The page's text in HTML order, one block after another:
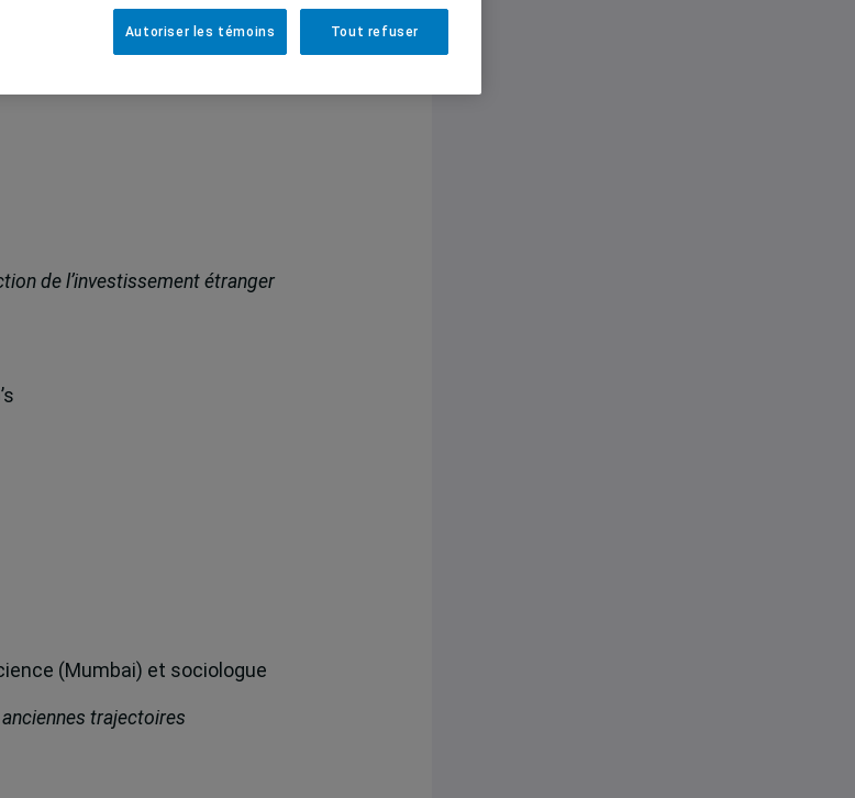
de Sherbrooke
de l’investissement étranger
(Mumbai) et sociologue
trajectoires
Tout refuser
Autoriser les témoins